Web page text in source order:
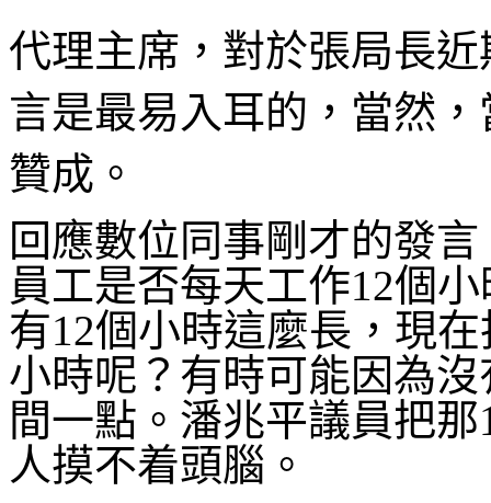
代理主席，對於張局長
言是最易入耳的，當然
贊成。
回應數位同事剛才的發
員工是否每天工作12個
有12個小時這麼長，現
小時呢？有時可能因為
間一點。潘兆平議員把
人摸不着頭腦。